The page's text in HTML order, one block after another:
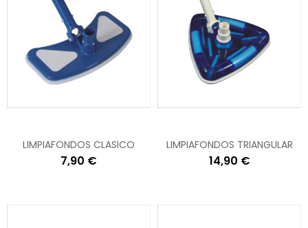
LIMPIAFONDOS CLASICO
7,90 €
LIMPIAFONDOS TRIANGULAR
14,90 €